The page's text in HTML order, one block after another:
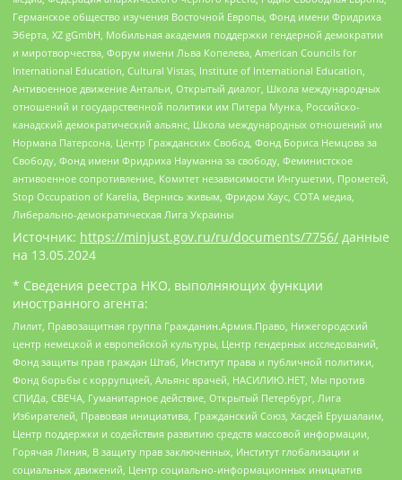
Германское общество изучения Восточной Европы, Фонд имени Фридриха
Эберта, XZ gGmbH, Мобильная академия поддержки гендерной демократии
и миротворчества, Форум имени Льва Копелева, American Councils for
International Education, Cultural Vistas, Institute of International Education,
Антивоенное движение Антальи, Открытый диалог, Школа международных
отношений и государственной политики им Питера Мунка, Российско-
канадский демократический альянс, Школа международных отношений им
Нормана Патерсона, Центр Гражданских Свобод, Фонд Бориса Немцова за
Свободу, Фонд имени Фридриха Науманна за свободу, Феминистское
антивоенное сопротивление, Комитет независимости Ингушетии, Прометей,
Stop Occupation of Karelia, Вернись живым, Фридом Хаус, СОТА медиа,
Либерально-демократическая Лига Украины
Источник: https://minjust.gov.ru/ru/documents/7756/ данные
на 13.05.2024
* Сведения реестра НКО, выполняющих функции
иностранного агента:
Лилит, Правозащитная группа Гражданин.Армия.Право, Нижегородский
центр немецкой и европейской культуры, Центр гендерных исследований,
Фонд защиты прав граждан Штаб, Институт права и публичной политики,
Фонд борьбы с коррупцией, Альянс врачей, НАСИЛИЮ.НЕТ, Мы против
СПИДа, СВЕЧА, Гуманитарное действие, Открытый Петербург, Лига
Избирателей, Правовая инициатива, Гражданский Союз, Хасдей Ерушалаим,
Центр поддержки и содействия развитию средств массовой информации,
Горячая Линия, В защиту прав заключенных, Институт глобализации и
социальных движений, Центр социально-информационных инициатив